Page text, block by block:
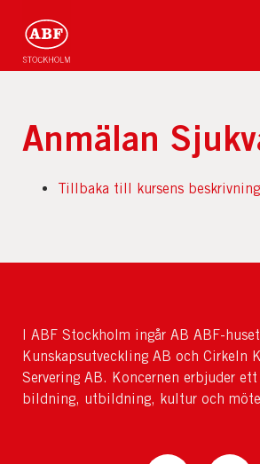
Anmälan
Tillbaka till kursens beskrivning
I ABF Stockholm ingår AB ABF-
Kunskapsutveckling AB och Cirkeln
Servering AB. Koncernen erbjuder
bildning, utbildning, kultur och